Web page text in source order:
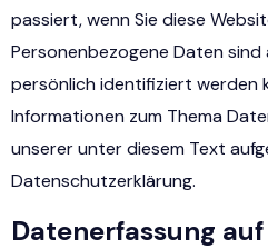
passiert, wenn Sie diese
Personenbezogene Daten sind
persönlich identifiziert werden
Informationen zum Thema
unserer unter diesem Text
Datenschutzerklärung.
Datenerfassung